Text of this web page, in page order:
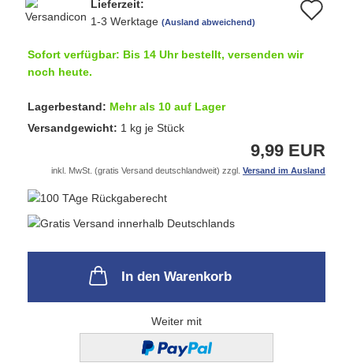
Lieferzeit:
1-3 Werktage (Ausland abweichend)
Sofort verfügbar: Bis 14 Uhr bestellt, versenden wir
noch heute.
Lagerbestand: Mehr als 10 auf Lager
Versandgewicht: 1 kg je Stück
9,99 EUR
inkl. MwSt. (gratis Versand deutschlandweit) zzgl. Versand im Ausland
In den Warenkorb
Weiter mit